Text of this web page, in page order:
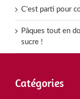
C’est parti pour
Pâques tout en
sucre !
Catégories